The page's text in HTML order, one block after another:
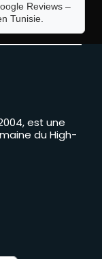
Reviews –
Tunisie.
est une
du High-